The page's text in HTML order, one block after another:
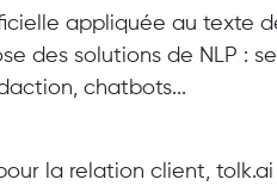
appliquée au texte
des solutions de NLP :
chatbots...
la relation client,